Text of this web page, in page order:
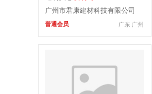
广州市君康建材科技有限公司
广东 广州
普通会员